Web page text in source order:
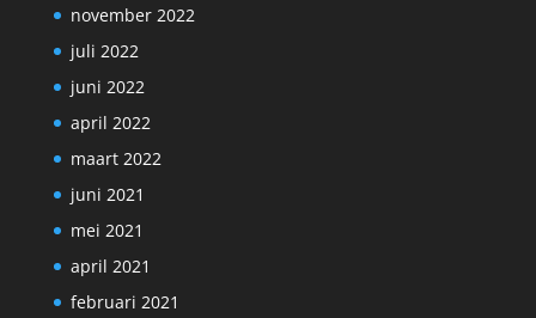
november 2022
juli 2022
juni 2022
april 2022
maart 2022
juni 2021
mei 2021
april 2021
februari 2021